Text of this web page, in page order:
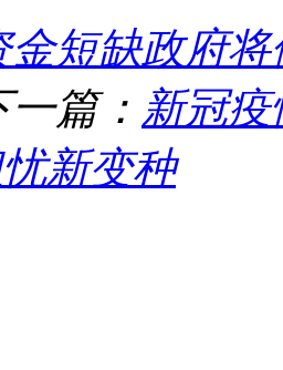
金短缺政府
篇： 新冠
新变种